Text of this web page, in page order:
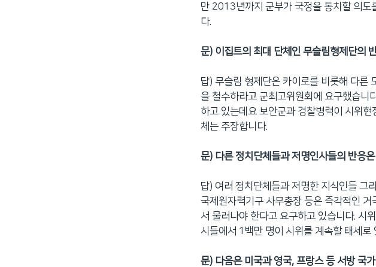
만 2013년까지 군부가 국정을 통치할 의도
다.
문) 이집트의 최대 단체인 무슬림형제단의
답) 무슬림 형제단은 카이로를 비롯해 다른
을 철수하라고 군최고위원회에 요구했습니
하고 있는데요 보안군과 경찰병력이 시위
체는 주장합니다.
문) 다른 정치단체들과 저명인사들의 반응
답) 여러 정치단체들과 저명한 지식인들 그
국제원자력기구 사무총장 등은 즉각적인
서 물러나야 한다고 요구하고 있습니다. 시
시들에서 1백만 명이 시위를 계속할 태세로
문) 다음은 미국과 영국, 프랑스 등 서방 국